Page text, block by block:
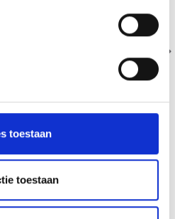
toestaan
toestaan